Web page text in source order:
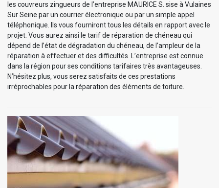
les couvreurs zingueurs de l’entreprise MAURICE S. sise à Vulaines
Sur Seine par un courrier électronique ou par un simple appel
téléphonique. Ils vous fourniront tous les détails en rapport avec le
projet. Vous aurez ainsi le tarif de réparation de chéneau qui
dépend de l’état de dégradation du chéneau, de l’ampleur de la
réparation à effectuer et des difficultés. L’entreprise est connue
dans la région pour ses conditions tarifaires très avantageuses.
N’hésitez plus, vous serez satisfaits de ces prestations
irréprochables pour la réparation des éléments de toiture.